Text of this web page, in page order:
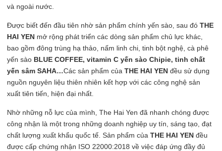
và ngoài nước.
Được biết đến đầu tiên nhờ sản phẩm chính yến sào, sau đóTHE
HAI YEN mở rộng phát triển các dòng sản phẩm chủ lực khác,
bao gồm đông trùng hạ thảo, nấm linh chi, tinh bột nghệ, cà phê
yến sàoBLUE COFFEE, vitamin C yến sào Chipie, tinh chất
yến sâm SAHA…Các sản phẩm của THE HAI YEN đều sử dụng
nguồn nguyên liệu thiên nhiên kết hợp với các công nghệ sản
xuất tiên tiến, hiện đại nhất.
Nhờ những nỗ lực của mình, The Hai Yen đã nhanh chóng được
công nhận là một trong những doanh nghiệp uy tín, sáng tạo, đạt
chất lượng xuất khẩu quốc tế. Sản phẩm của THE HAI YEN đều
được cấp chứng nhận ISO 22000:2018 về việc đáp ứng đầy đủ